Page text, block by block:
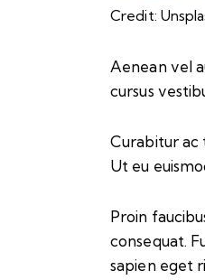
Credit:
Aenean vel
cursus
Curabitur ac
Ut eu
Proin
consequat.
sapien eget